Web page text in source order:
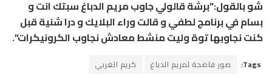
شو بالقول:”برشة قالولي جاوب مريم الدباغ سبتك انت و
بسام في برنامج لطفي و قالت وراء البلايك و درا شنية قبل
كنت نجاوبها توة وليت منشط معادش نجاوب الكرونيكرات”.
Tags: صور فاضحة لمريم الدباغ كريم الغربي